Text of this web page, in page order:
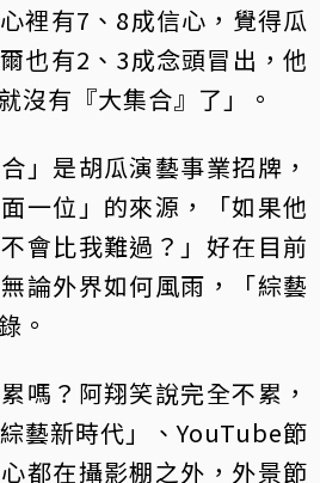
裡有7、8成信心，覺得瓜
也有2、3成念頭冒出，他
沒有『大集合』了」。
」是胡瓜演藝事業招牌，
一位」的來源，「如果他
會比我難過？」好在目前
論外界如何風雨，「綜藝
。
嗎？阿翔笑說完全不累，
藝新時代」、YouTube節
都在攝影棚之外，外景節